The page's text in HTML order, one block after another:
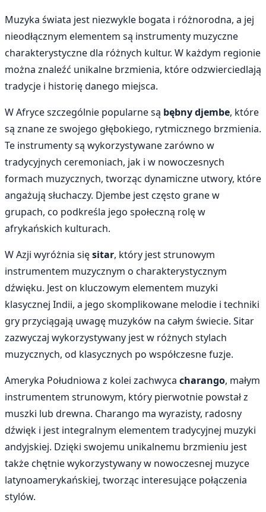
Muzyka świata jest niezwykle bogata i różnorodna, a jej
nieodłącznym elementem są instrumenty muzyczne
charakterystyczne dla różnych kultur. W każdym regionie
można znaleźć unikalne brzmienia, które odzwierciedlają
tradycje i historię danego miejsca.
W Afryce szczególnie popularne są bębny djembe, które
są znane ze swojego głębokiego, rytmicznego brzmienia.
Te instrumenty są wykorzystywane zarówno w
tradycyjnych ceremoniach, jak i w nowoczesnych
formach muzycznych, tworząc dynamiczne utwory, które
angażują słuchaczy. Djembe jest często grane w
grupach, co podkreśla jego społeczną rolę w
afrykańskich kulturach.
W Azji wyróżnia sięsitar, który jest strunowym
instrumentem muzycznym o charakterystycznym
dźwięku. Jest on kluczowym elementem muzyki
klasycznej Indii, a jego skomplikowane melodie i techniki
gry przyciągają uwagę muzyków na całym świecie. Sitar
zazwyczaj wykorzystywany jest w różnych stylach
muzycznych, od klasycznych po współczesne fuzje.
Ameryka Południowa z kolei zachwyca charango, małym
instrumentem strunowym, który pierwotnie powstał z
muszki lub drewna. Charango ma wyrazisty, radosny
dźwięk i jest integralnym elementem tradycyjnej muzyki
andyjskiej. Dzięki swojemu unikalnemu brzmieniu jest
także chętnie wykorzystywany w nowoczesnej muzyce
latynoamerykańskiej, tworząc interesujące połączenia
stylów.